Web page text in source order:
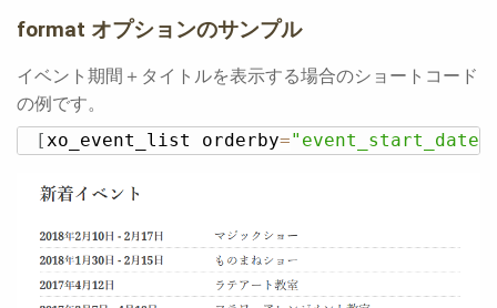
format オプションのサンプル
イベント期間＋タイトルを表示する場合のショートコード
の例です。
[xo_event_list orderby="event_start_date"